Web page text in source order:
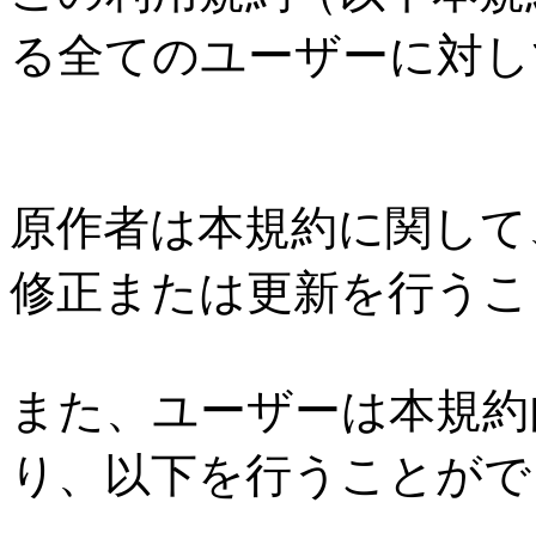
る全てのユーザーに対
原作者は本規約に関し
修正または更新を行う
また、ユーザーは本規
り、以下を行うことが